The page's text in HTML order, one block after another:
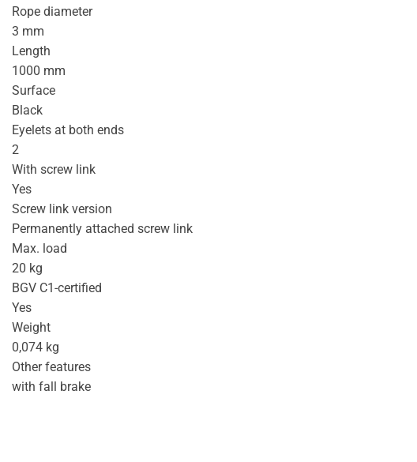
Rope diameter
3 mm
Length
1000 mm
Surface
Black
Eyelets at both ends
2
With screw link
Yes
Screw link version
Permanently attached screw link
Max. load
20 kg
BGV C1-certified
Yes
Weight
0,074 kg
Other features
with fall brake